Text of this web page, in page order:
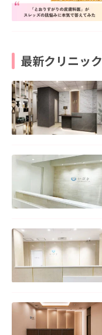
最新クリニック